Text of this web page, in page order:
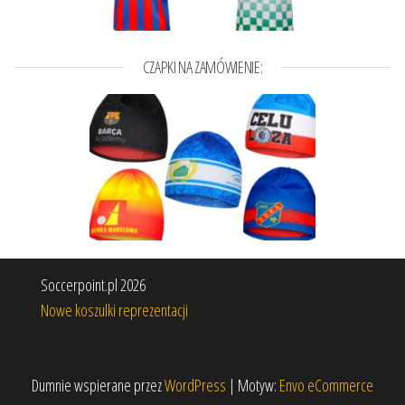
CZAPKI NA ZAMÓWIENIE:
Soccerpoint.pl 2026
Nowe koszulki reprezentacji
Dumnie wspierane przezWordPress | Motyw: Envo eCommerce